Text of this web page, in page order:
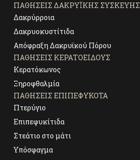
ΠΑΘΉΣΕΙΣ ΔΑΚΡΥΪΚΉΣ ΣΥΣΚΕΥΉΣ
Δακρύρροια
Δακρυοκυστίτιδα
Απόφραξη Δακρυϊκού Πόρου
ΠΑΘΉΣΕΙΣ ΚΕΡΑΤΟΕΙΔΟΎΣ
Κερατόκωνος
Ξηροφθαλμία
ΠΑΘΉΣΕΙΣ ΕΠΙΠΕΦΥΚΌΤΑ
Πτερύγιο
Επιπεφυκίτιδα
Στεάτιο στο μάτι
Υπόσφαγμα